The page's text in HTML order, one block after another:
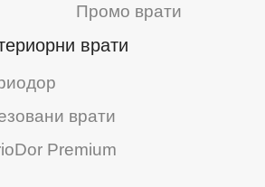
Промо врати
врати
врати
Premium